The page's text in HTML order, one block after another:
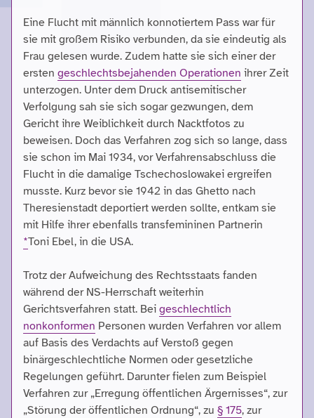
Eine Flucht mit männlich konnotiertem Pass war für
sie mit großem Risiko verbunden, da sie eindeutig als
Frau gelesen wurde. Zudem hatte sie sich einer der
ersten geschlechtsbejahenden Operationen ihrer Zeit
unterzogen. Unter dem Druck antisemitischer
Verfolgung sah sie sich sogar gezwungen, dem
Gericht ihre Weiblichkeit durch Nacktfotos zu
beweisen. Doch das Verfahren zog sich so lange, dass
sie schon im Mai 1934, vor Verfahrensabschluss die
Flucht in die damalige Tschechoslowakei ergreifen
musste. Kurz bevor sie 1942 in das Ghetto nach
Theresienstadt deportiert werden sollte, entkam sie
mit Hilfe ihrer ebenfalls transfemininen Partnerin
*Toni Ebel, in die USA.
Trotz der Aufweichung des Rechtsstaats fanden
während der NS-Herrschaft weiterhin
Gerichtsverfahren statt. Bei geschlechtlich
nonkonformen Personen wurden Verfahren vor allem
auf Basis des Verdachts auf Verstoß gegen
binärgeschlechtliche Normen oder gesetzliche
Regelungen geführt. Darunter fielen zum Beispiel
Verfahren zur „Erregung öffentlichen Ärgernisses“, zur
„Störung der öffentlichen Ordnung“, zu § 175, zur